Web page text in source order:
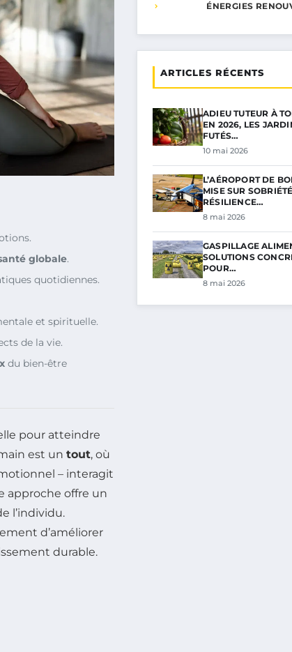
globale.
quotidiennes.
et spirituelle.
de la vie.
du bien-être
pour atteindre
est un tout, où
– interagit
approche offre un
l’individu.
d’améliorer
durable.
ÉNERGIES
ARTICLES RÉCENTS
ADIEU TUTEUR À
EN 2026, LES
FUTÉS…
10 mai 2026
L’AÉROPORT DE
MISE SUR
RÉSILIENCE…
8 mai 2026
GASPILLAGE
SOLUTIONS
POUR…
8 mai 2026